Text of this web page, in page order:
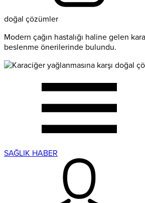
doğal çözümler
Modern çağın hastalığı haline gelen
beslenme önerilerinde bulundu.
SAĞLIK HABER